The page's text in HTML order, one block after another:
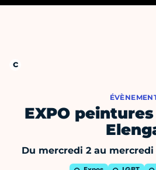
EXPO
Du mercredi 2 au mercredi